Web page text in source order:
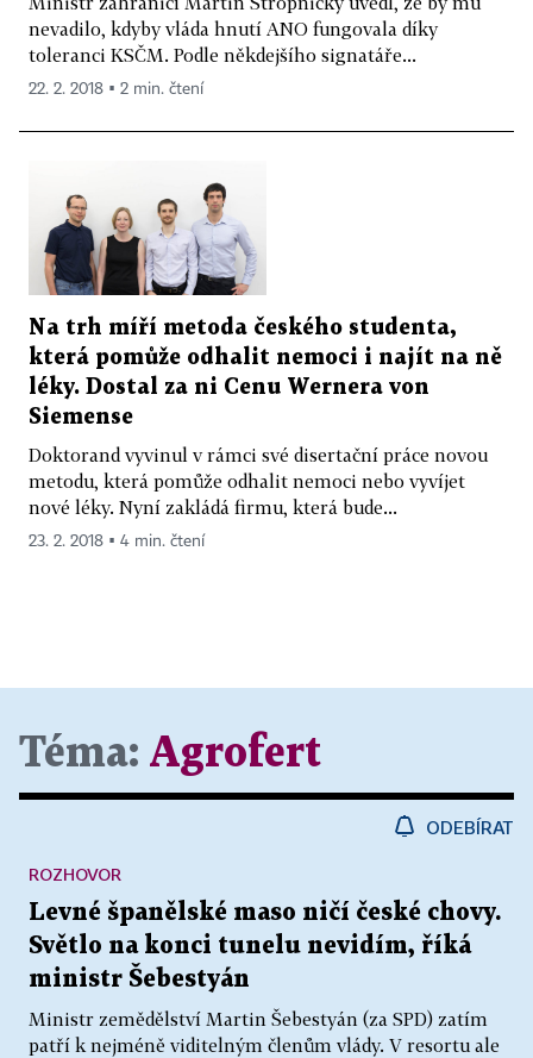
nevadilo, kdyby vláda hnutí ANO fungovala díky
toleranci KSČM. Podle někdejšího signatáře...
22. 2. 2018 ▪ 2 min. čtení
Na trh míří metoda českého studenta,
která pomůže odhalit nemoci i najít na ně
léky. Dostal za ni Cenu Wernera von
Siemense
Doktorand vyvinul v rámci své disertační práce novou
metodu, která pomůže odhalit nemoci nebo vyvíjet
nové léky. Nyní zakládá firmu, která bude...
23. 2. 2018 ▪ 4 min. čtení
Téma: Agrofert
ODEBÍRAT
Levné španělské maso ničí české chovy.
Světlo na konci tunelu nevidím, říká
ministr Šebestyán
Ministr zemědělství Martin Šebestyán (za SPD) zatím
patří k nejméně viditelným členům vlády. V resortu ale
ROZHOVOR